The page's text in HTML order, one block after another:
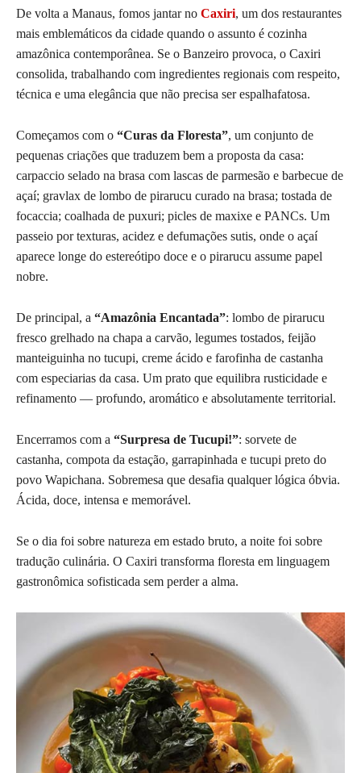
De volta a Manaus, fomos jantar no Caxiri, um dos restaurantes
mais emblemáticos da cidade quando o assunto é cozinha
amazônica contemporânea. Se o Banzeiro provoca, o Caxiri
consolida, trabalhando com ingredientes regionais com respeito,
técnica e uma elegância que não precisa ser espalhafatosa.
Começamos com o “Curas da Floresta”, um conjunto de
pequenas criações que traduzem bem a proposta da casa:
carpaccio selado na brasa com lascas de parmesão e barbecue de
açaí; gravlax de lombo de pirarucu curado na brasa; tostada de
focaccia; coalhada de puxuri; picles de maxixe e PANCs. Um
passeio por texturas, acidez e defumações sutis, onde o açaí
aparece longe do estereótipo doce e o pirarucu assume papel
nobre.
De principal, a “Amazônia Encantada”: lombo de pirarucu
fresco grelhado na chapa a carvão, legumes tostados, feijão
manteiguinha no tucupi, creme ácido e farofinha de castanha
com especiarias da casa. Um prato que equilibra rusticidade e
refinamento — profundo, aromático e absolutamente territorial.
Encerramos com a “Surpresa de Tucupi!”: sorvete de
castanha, compota da estação, garrapinhada e tucupi preto do
povo Wapichana. Sobremesa que desafia qualquer lógica óbvia.
Ácida, doce, intensa e memorável.
Se o dia foi sobre natureza em estado bruto, a noite foi sobre
tradução culinária. O Caxiri transforma floresta em linguagem
gastronômica sofisticada sem perder a alma.